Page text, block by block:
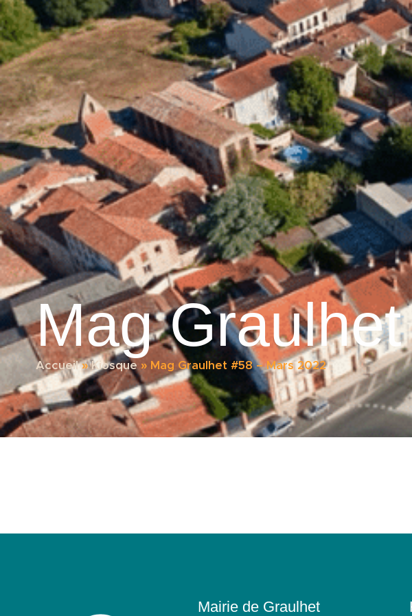
principal
Graulhet et le cuir Accueil Découvrir Graulhet Vie
Mag
Accueil»Kiosque » Mag Graulhet #58 – Mars 2022
Mairie de Graulhet